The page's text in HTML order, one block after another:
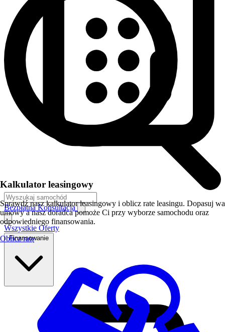
Bezpłatna Konsultacja
Wszystkie Oferty
Finansowanie
Kalkulator leasingowy
Sprawdź nasz kalkulator leasingowy i oblicz rate leasingu. Dopasuj
umowy a nasz doradca pomoże Ci przy wyborze samochodu oraz
odpowiedniego finansowania.
Oblicz ratę